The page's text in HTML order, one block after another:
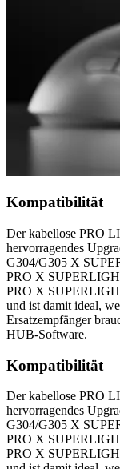
Kompatibilität
Der kabellose PRO
hervorragendes
G304/G305 X
PRO X
PRO X
und ist damit ideal,
Ersatzempfänger
HUB-Software.
Kompatibilität
Der kabellose PRO
hervorragendes
G304/G305 X
PRO X
PRO X